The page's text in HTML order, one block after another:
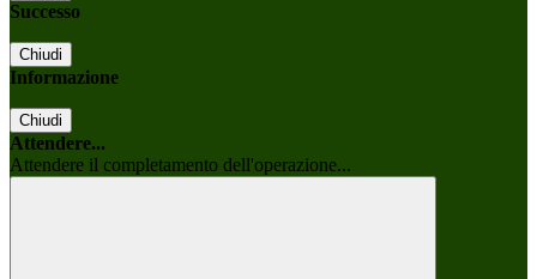
Successo
Chiudi
Informazione
Chiudi
Attendere...
Attendere il completamento dell'operazione...